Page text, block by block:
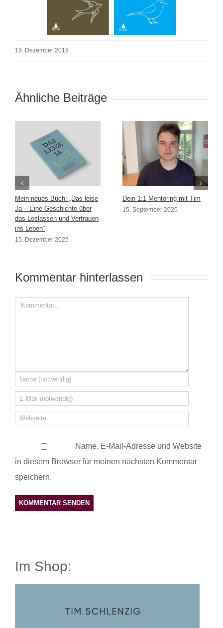
19. Dezember 2019
Ähnliche Beiträge
Mein neues Buch: „Das leise
Ja – Eine Geschichte über
das Loslassen und Vertrauen
ins Leben“
15. Dezember 2025
Dein 1:1 Mentoring mit Tim
15. September 2020
Kommentar hinterlassen
Name, E-Mail-Adresse und Website
in diesem Browser für meinen nächsten Kommentar
speichern.
Im Shop: